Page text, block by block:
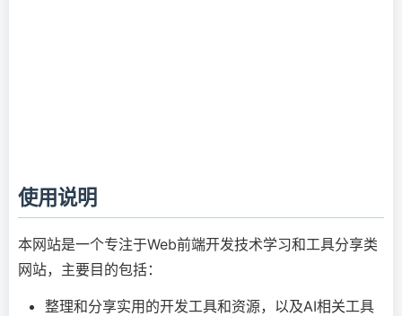
使用说明
本网站是一个专注于Web前端开发技术学习和工具分享类
网站，主要目的包括：
整理和分享实用的开发工具和资源，以及AI相关工具